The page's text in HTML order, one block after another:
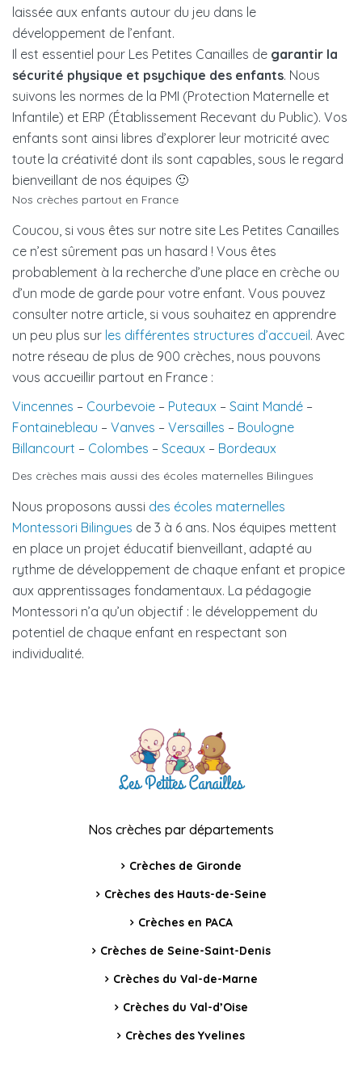
laissée aux enfants autour du jeu dans le
développement de l’enfant.
Il est essentiel pour Les Petites Canailles de garantir la
sécurité physique et psychique des enfants. Nous
suivons les normes de la PMI (Protection Maternelle et
Infantile) et ERP (Établissement Recevant du Public). Vos
enfants sont ainsi libres d’explorer leur motricité avec
toute la créativité dont ils sont capables, sous le regard
bienveillant de nos équipes 🙂
Nos crèches partout en France
Coucou, si vous êtes sur notre site Les Petites Canailles
ce n’est sûrement pas un hasard ! Vous êtes
probablement à la recherche d’une place en crèche ou
d’un mode de garde pour votre enfant. Vous pouvez
consulter notre article, si vous souhaitez en apprendre
un peu plus sur les différentes structures d’accueil. Avec
notre réseau de plus de 900 crèches, nous pouvons
vous accueillir partout en France :
Vincennes – Courbevoie – Puteaux – Saint Mandé –
Fontainebleau – Vanves – Versailles – Boulogne
Billancourt – Colombes – Sceaux – Bordeaux
Des crèches mais aussi des écoles maternelles Bilingues
Nous proposons aussi des écoles maternelles
Montessori Bilingues de 3 à 6 ans. Nos équipes mettent
en place un projet éducatif bienveillant, adapté au
rythme de développement de chaque enfant et propice
aux apprentissages fondamentaux. La pédagogie
Montessori n’a qu’un objectif : le développement du
potentiel de chaque enfant en respectant son
individualité.
Nos crèches par départements
Crèches de Gironde
Crèches des Hauts-de-Seine
Crèches en PACA
Crèches de Seine-Saint-Denis
Crèches du Val-de-Marne
Crèches du Val-d’Oise
Crèches des Yvelines